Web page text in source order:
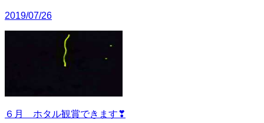
2019/07/26
６月 ホタル観賞できます❣